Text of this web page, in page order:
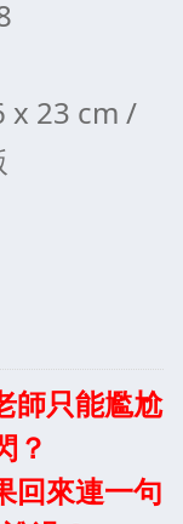
x 23 cm /
師只能尷尬
？
回來連一句